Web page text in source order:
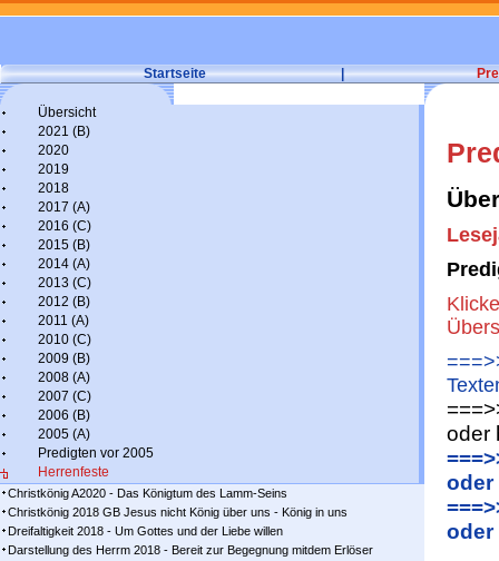
Startseite |
Übersicht
2021 (B)
2020
2019
2018
2017 (A)
2016 (C)
2015 (B)
2014 (A)
2013 (C)
2012 (B)
2011 (A)
2010 (C)
2009 (B)
2008 (A)
2007 (C)
2006 (B)
2005 (A)
Predigten vor 2005
Herrenfeste
Christkönig A2020 - Das Königtum des Lamm-Seins
Christkönig 2018 GB Jesus nicht König über uns - König in uns
Dreifaltigkeit 2018 - Um Gottes und der Liebe willen
Darstellung des Herrm 2018 - Bereit zur Begegnung mitdem Erlöser
oder
oder
oder